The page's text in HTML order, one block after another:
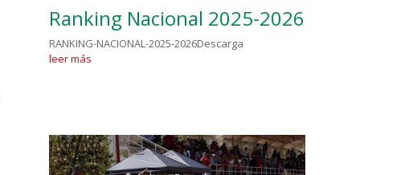
Ranking Nacional 2025-2026
RANKING-NACIONAL-2025-2026Descarga
leer más